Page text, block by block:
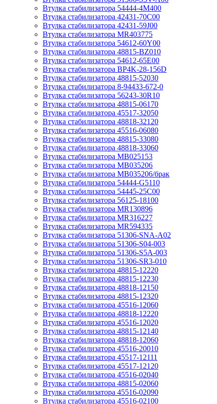
Втулка стабилизатора 54444-4M400
Втулка стабилизатора 42431-70С00
Втулка стабилизатора 42431-59J00
Втулка стабилизатора MR403775
Втулка стабилизатора 54612-60Y00
Втулка стабилизатора 48815-BZ010
Втулка стабилизатора 54612-65Е00
Втулка стабилизатора BP4K-28-156D
Втулка стабилизатора 48815-52030
Втулка стабилизатора 8-94433-672-0
Втулка стабилизатора 56243-30R10
Втулка стабилизатора 48815-06170
Втулка стабилизатора 45517-32050
Втулка стабилизатора 48818-32120
Втулка стабилизатора 45516-06080
Втулка стабилизатора 48815-33080
Втулка стабилизатора 48818-33060
Втулка стабилизатора MB025153
Втулка стабилизатора MB035206
Втулка стабилизатора MB035206/брак
Втулка стабилизатора 54444-G5110
Втулка стабилизатора 54445-25C00
Втулка стабилизатора 56125-18100
Втулка стабилизатора MR130896
Втулка стабилизатора MR316227
Втулка стабилизатора MR594335
Втулка стабилизатора 51306-SNA-A02
Втулка стабилизатора 51306-S04-003
Втулка стабилизатора 51306-S5A-003
Втулка стабилизатора 51306-SR3-010
Втулка стабилизатора 48815-12220
Втулка стабилизатора 48815-12230
Втулка стабилизатора 48818-12150
Втулка стабилизатора 48815-12320
Втулка стабилизатора 45516-12060
Втулка стабилизатора 48818-12220
Втулка стабилизатора 45516-12020
Втулка стабилизатора 48815-12140
Втулка стабилизатора 48818-12060
Втулка стабилизатора 45516-20010
Втулка стабилизатора 45517-12111
Втулка стабилизатора 45517-12120
Втулка стабилизатора 45516-02040
Втулка стабилизатора 48815-02060
Втулка стабилизатора 45516-02090
Втулка стабилизатора 45516-02100